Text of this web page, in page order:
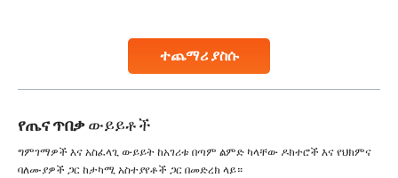
ተጨማሪ ያስሱ
collected, they process the
የጤና ጥበቃውይይቶች
ግምገማዎች እና አስፈላጊ ውይይት ከአገሪቱ በጣም ልምድ ካላቸው ዶክተሮች እና የህክምና
ባለሙያዎች ጋር ከታካሚ አስተያየቶች ጋር በመድረክ ላይ።